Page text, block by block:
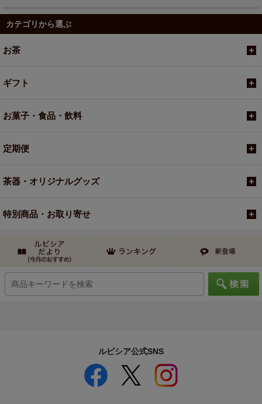
カテゴリから選ぶ
お茶
ギフト
お菓子・食品・飲料
定期便
茶器・オリジナルグッズ
特別商品・お取り寄せ
ルピシア公式SNS